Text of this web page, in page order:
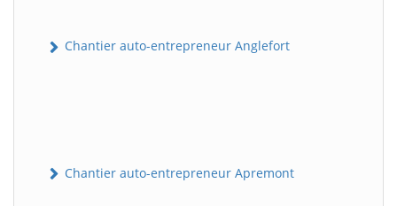
Chantier auto-entrepreneur Anglefort
Chantier auto-entrepreneur Apremont